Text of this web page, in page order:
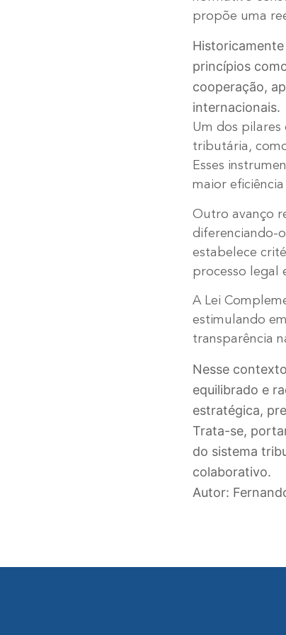
propõe uma
princípios
cooperação,
internacionais.
Um dos
tributária,
Esses
maior
Outro avanço
diferenciando-
estabelece
processo legal
A Lei
estimulando
transparência
Nesse
equilibrado e
estratégica,
Trata-se,
do sistema
colaborativo.
Autor: